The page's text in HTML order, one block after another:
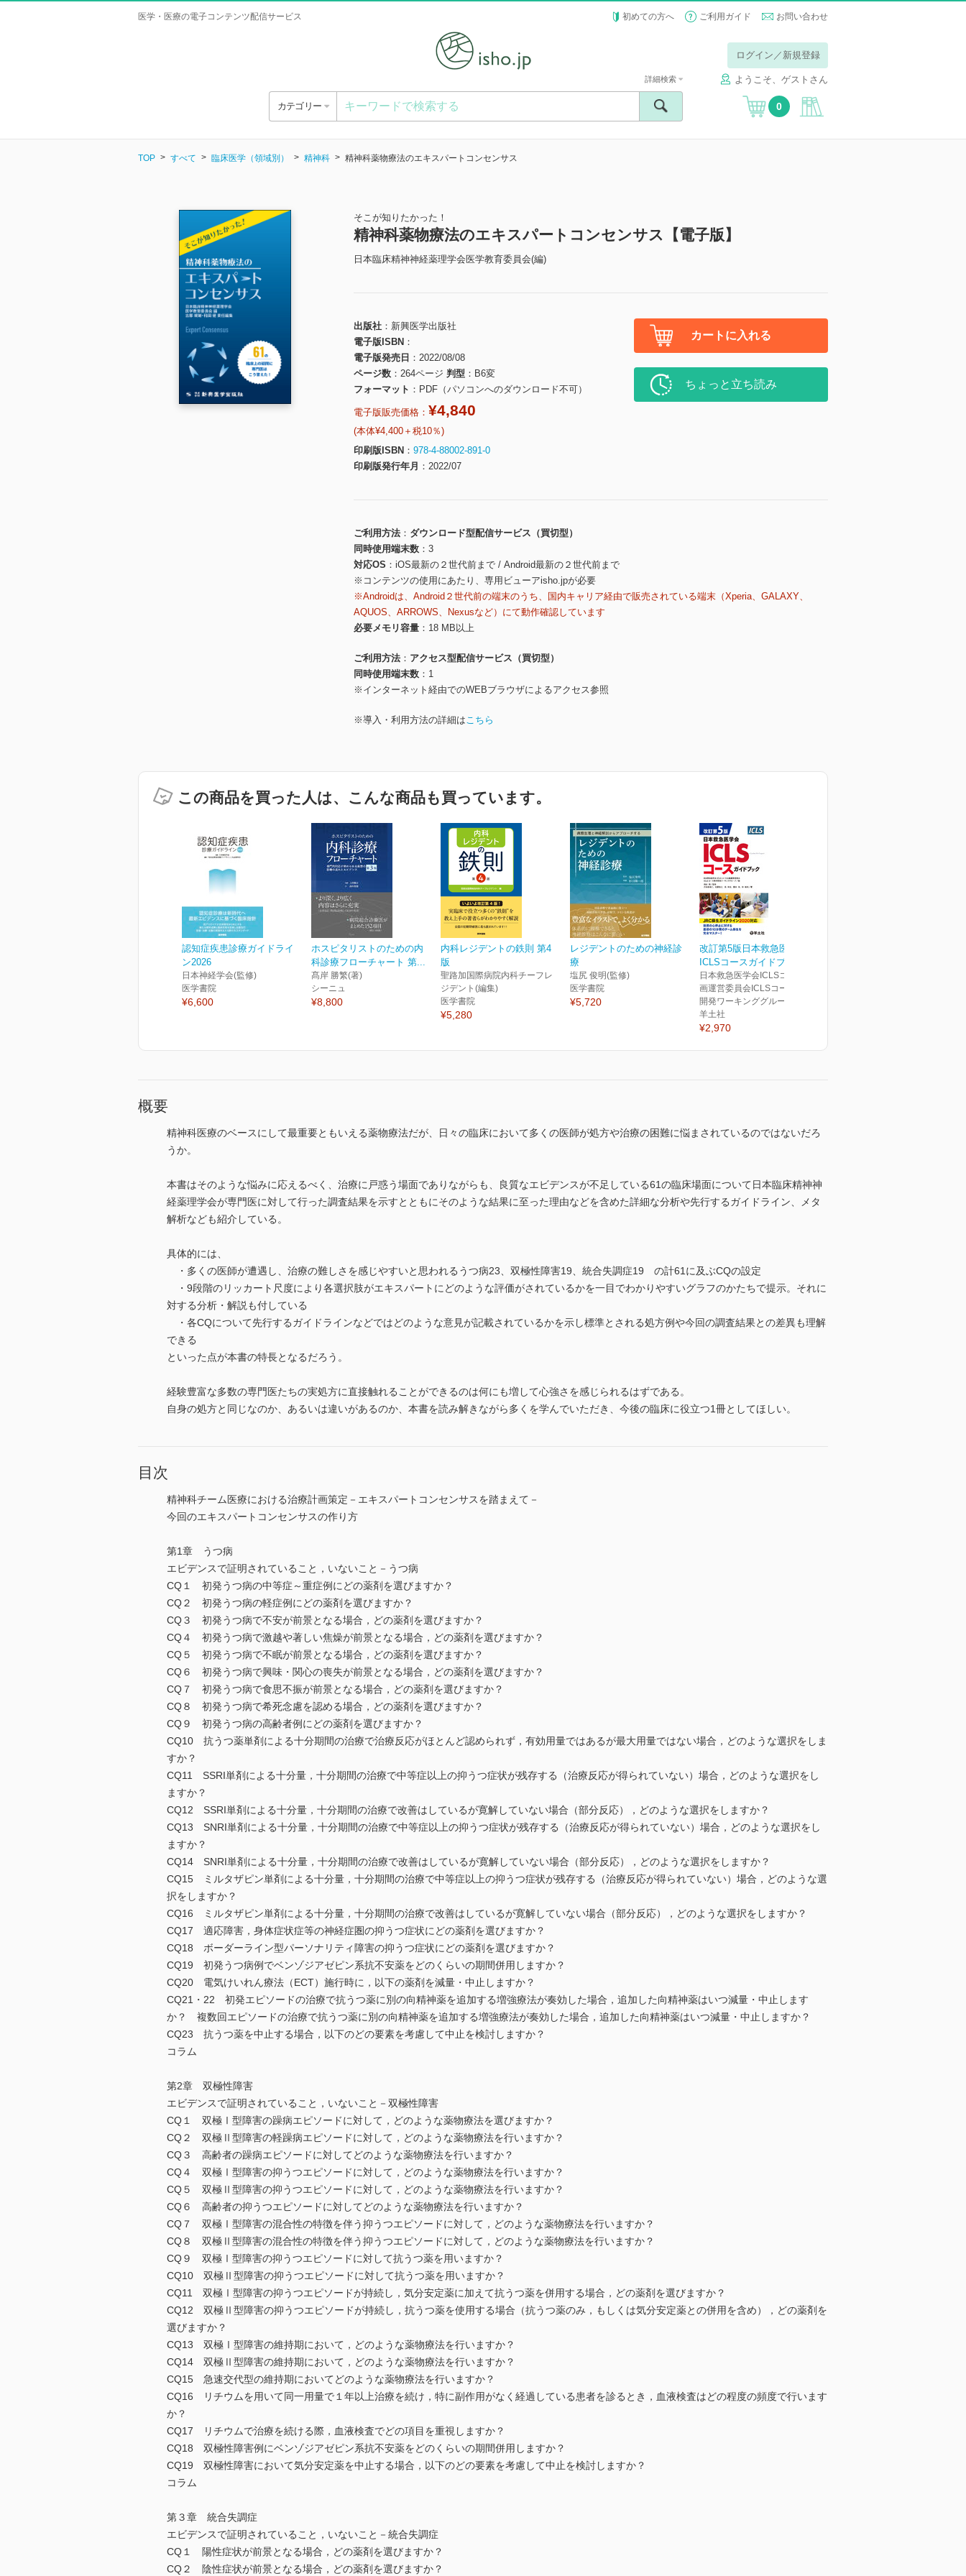
医学・医療の電子コンテンツ配信サービス 初めての方へ ご利用ガイド お問い合わせ
ログイン／新規登録
ようこそ、ゲストさん
カテゴリー
詳細検索
0
TOP すべて 臨床医学（領域別） 精神科 精神科薬物療法のエキスパートコンセンサス
そこが知りたかった！
精神科薬物療法のエキスパートコンセンサス【電子版】
日本臨床精神神経薬理学会医学教育委員会(編)
出版社
新興医学出版社
電子版ISBN
電子版発売日
2022/08/08
ページ数
264ページ 判型
B6変
フォーマット
PDF（パソコンへのダウンロード不可）
電子版販売価格： ¥4,840
(本体¥4,400＋税10％)
印刷版ISBN
978-4-88002-891-0
印刷版発行年月
2022/07
カートに入れる
ちょっと立ち読み
ご利用方法
ダウンロード型配信サービス（買切型）
同時使用端末数
3
対応OS
iOS最新の２世代前まで / Android最新の２世代前まで
※コンテンツの使用にあたり、専用ビューアisho.jpが必要
※Androidは、Android２世代前の端末のうち、国内キャリア経由で販売されている端末（Xperia、GALAXY、
AQUOS、ARROWS、Nexusなど）にて動作確認しています
必要メモリ容量
18 MB以上
ご利用方法
アクセス型配信サービス（買切型）
同時使用端末数
1
※インターネット経由でのWEBブラウザによるアクセス参照
※導入・利用方法の詳細はこちら
この商品を買った人は、こんな商品も買っています。
認知症疾患診療ガイドライ
ン2026
日本神経学会(監修)
医学書院
¥6,600
ホスピタリストのための内
科診療フローチャート 第...
髙岸 勝繁(著)
シーニュ
¥8,800
内科レジデントの鉄則 第4
版
聖路加国際病院内科チーフレ
ジデント(編集)
医学書院
¥5,280
レジデントのための神経診
療
塩尻 俊明(監修)
医学書院
¥5,720
改訂第5版日本救急医学会
ICLSコースガイドブック
日本救急医学会ICLSコース企
画運営委員会ICLSコース教材
開発ワーキンググループ(編)
羊土社
¥2,970
概要
精神科医療のベースにして最重要ともいえる薬物療法だが、日々の臨床において多くの医師が処方や治療の困難に悩まされているのではないだろ
うか。
本書はそのような悩みに応えるべく、治療に戸惑う場面でありながらも、良質なエビデンスが不足している61の臨床場面について日本臨床精神神
経薬理学会が専門医に対して行った調査結果を示すとともにそのような結果に至った理由などを含めた詳細な分析や先行するガイドライン、メタ
解析なども紹介している。
具体的には、
・多くの医師が遭遇し、治療の難しさを感じやすいと思われるうつ病23、双極性障害19、統合失調症19 の計61に及ぶCQの設定
・9段階のリッカート尺度により各選択肢がエキスパートにどのような評価がされているかを一目でわかりやすいグラフのかたちで提示。それに
対する分析・解説も付している
・各CQについて先行するガイドラインなどではどのような意見が記載されているかを示し標準とされる処方例や今回の調査結果との差異も理解
できる
といった点が本書の特長となるだろう。
経験豊富な多数の専門医たちの実処方に直接触れることができるのは何にも増して心強さを感じられるはずである。
自身の処方と同じなのか、あるいは違いがあるのか、本書を読み解きながら多くを学んでいただき、今後の臨床に役立つ1冊としてほしい。
目次
精神科チーム医療における治療計画策定－エキスパートコンセンサスを踏まえて－
今回のエキスパートコンセンサスの作り方
第1章 うつ病
エビデンスで証明されていること，いないこと－うつ病
CQ１ 初発うつ病の中等症～重症例にどの薬剤を選びますか？
CQ２ 初発うつ病の軽症例にどの薬剤を選びますか？
CQ３ 初発うつ病で不安が前景となる場合，どの薬剤を選びますか？
CQ４ 初発うつ病で激越や著しい焦燥が前景となる場合，どの薬剤を選びますか？
CQ５ 初発うつ病で不眠が前景となる場合，どの薬剤を選びますか？
CQ６ 初発うつ病で興味・関心の喪失が前景となる場合，どの薬剤を選びますか？
CQ７ 初発うつ病で食思不振が前景となる場合，どの薬剤を選びますか？
CQ８ 初発うつ病で希死念慮を認める場合，どの薬剤を選びますか？
CQ９ 初発うつ病の高齢者例にどの薬剤を選びますか？
CQ10 抗うつ薬単剤による十分期間の治療で治療反応がほとんど認められず，有効用量ではあるが最大用量ではない場合，どのような選択をしま
すか？
CQ11 SSRI単剤による十分量，十分期間の治療で中等症以上の抑うつ症状が残存する（治療反応が得られていない）場合，どのような選択をし
ますか？
CQ12 SSRI単剤による十分量，十分期間の治療で改善はしているが寛解していない場合（部分反応），どのような選択をしますか？
CQ13 SNRI単剤による十分量，十分期間の治療で中等症以上の抑うつ症状が残存する（治療反応が得られていない）場合，どのような選択をし
ますか？
CQ14 SNRI単剤による十分量，十分期間の治療で改善はしているが寛解していない場合（部分反応），どのような選択をしますか？
CQ15 ミルタザピン単剤による十分量，十分期間の治療で中等症以上の抑うつ症状が残存する（治療反応が得られていない）場合，どのような選
択をしますか？
CQ16 ミルタザピン単剤による十分量，十分期間の治療で改善はしているが寛解していない場合（部分反応），どのような選択をしますか？
CQ17 適応障害，身体症状症等の神経症圏の抑うつ症状にどの薬剤を選びますか？
CQ18 ボーダーライン型パーソナリティ障害の抑うつ症状にどの薬剤を選びますか？
CQ19 初発うつ病例でベンゾジアゼピン系抗不安薬をどのくらいの期間併用しますか？
CQ20 電気けいれん療法（ECT）施行時に，以下の薬剤を減量・中止しますか？
CQ21・22 初発エピソードの治療で抗うつ薬に別の向精神薬を追加する増強療法が奏効した場合，追加した向精神薬はいつ減量・中止します
か？ 複数回エピソードの治療で抗うつ薬に別の向精神薬を追加する増強療法が奏効した場合，追加した向精神薬はいつ減量・中止しますか？
CQ23 抗うつ薬を中止する場合，以下のどの要素を考慮して中止を検討しますか？
コラム
第2章 双極性障害
エビデンスで証明されていること，いないこと－双極性障害
CQ１ 双極Ⅰ型障害の躁病エピソードに対して，どのような薬物療法を選びますか？
CQ２ 双極Ⅱ型障害の軽躁病エピソードに対して，どのような薬物療法を行いますか？
CQ３ 高齢者の躁病エピソードに対してどのような薬物療法を行いますか？
CQ４ 双極Ⅰ型障害の抑うつエピソードに対して，どのような薬物療法を行いますか？
CQ５ 双極Ⅱ型障害の抑うつエピソードに対して，どのような薬物療法を行いますか？
CQ６ 高齢者の抑うつエピソードに対してどのような薬物療法を行いますか？
CQ７ 双極Ⅰ型障害の混合性の特徴を伴う抑うつエピソードに対して，どのような薬物療法を行いますか？
CQ８ 双極Ⅱ型障害の混合性の特徴を伴う抑うつエピソードに対して，どのような薬物療法を行いますか？
CQ９ 双極Ⅰ型障害の抑うつエピソードに対して抗うつ薬を用いますか？
CQ10 双極Ⅱ型障害の抑うつエピソードに対して抗うつ薬を用いますか？
CQ11 双極Ⅰ型障害の抑うつエピソードが持続し，気分安定薬に加えて抗うつ薬を併用する場合，どの薬剤を選びますか？
CQ12 双極Ⅱ型障害の抑うつエピソードが持続し，抗うつ薬を使用する場合（抗うつ薬のみ，もしくは気分安定薬との併用を含め），どの薬剤を
選びますか？
CQ13 双極Ⅰ型障害の維持期において，どのような薬物療法を行いますか？
CQ14 双極Ⅱ型障害の維持期において，どのような薬物療法を行いますか？
CQ15 急速交代型の維持期においてどのような薬物療法を行いますか？
CQ16 リチウムを用いて同一用量で１年以上治療を続け，特に副作用がなく経過している患者を診るとき，血液検査はどの程度の頻度で行います
か？
CQ17 リチウムで治療を続ける際，血液検査でどの項目を重視しますか？
CQ18 双極性障害例にベンゾジアゼピン系抗不安薬をどのくらいの期間併用しますか？
CQ19 双極性障害において気分安定薬を中止する場合，以下のどの要素を考慮して中止を検討しますか？
コラム
第３章 統合失調症
エビデンスで証明されていること，いないこと－統合失調症
CQ１ 陽性症状が前景となる場合，どの薬剤を選びますか？
CQ２ 陰性症状が前景となる場合，どの薬剤を選びますか？